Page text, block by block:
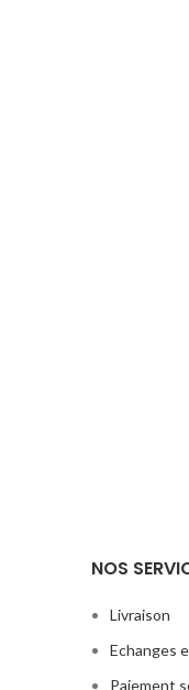
NOS
Livraison
Echanges
Paiement